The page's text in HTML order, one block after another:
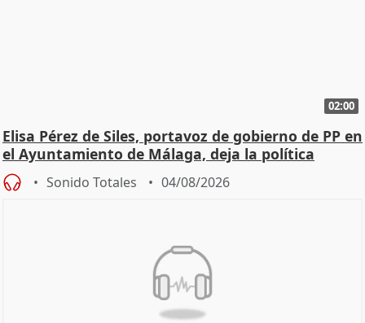
02:00
Elisa Pérez de Siles, portavoz de gobierno de PP en
el Ayuntamiento de Málaga, deja la política
Sonido Totales 04/08/2026